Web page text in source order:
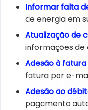
Informar falta
de energia em
Atualização de
informações
Adesão à
fatura por e-
Adesão ao
pagamento